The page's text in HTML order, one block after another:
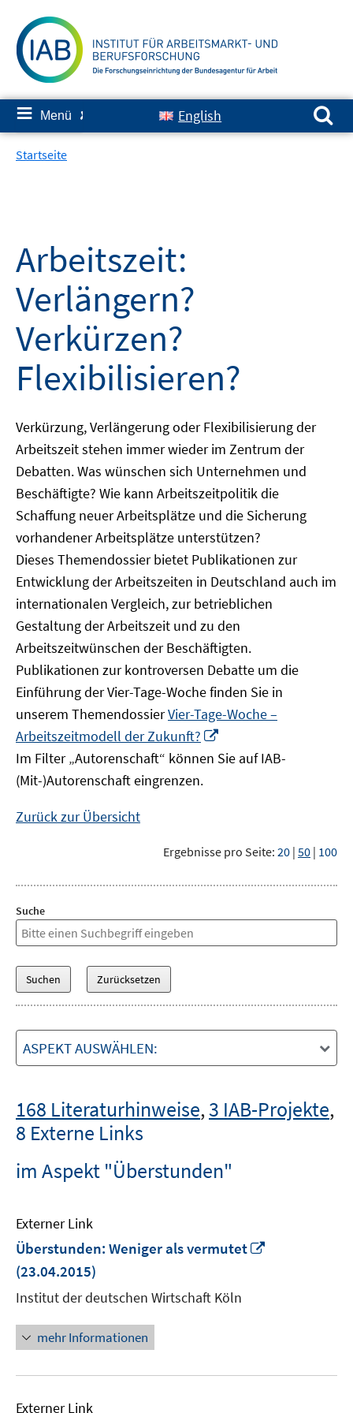
zum
Inhalt
≡ Menü ✘ English
Suchen nach:
Startseite
Arbeitszeit:
Verlängern?
Verkürzen?
Flexibilisieren?
Verkürzung, Verlängerung oder Flexibilisierung der
Arbeitszeit stehen immer wieder im Zentrum der
Debatten. Was wünschen sich Unternehmen und
Beschäftigte? Wie kann Arbeitszeitpolitik die
Schaffung neuer Arbeitsplätze und die Sicherung
vorhandener Arbeitsplätze unterstützen?
Dieses Themendossier bietet Publikationen zur
Entwicklung der Arbeitszeiten in Deutschland auch im
internationalen Vergleich, zur betrieblichen
Gestaltung der Arbeitszeit und zu den
Arbeitszeitwünschen der Beschäftigten.
Publikationen zur kontroversen Debatte um die
Einführung der Vier-Tage-Woche finden Sie in
unserem ThemendossierVier-Tage-Woche –
Arbeitszeitmodell der Zukunft?
neuem
Im Filter „Autorenschaft“ können Sie auf IAB-
(Mit-)Autorenschaft eingrenzen.
Zurück zur Übersicht
Ergebnisse pro Seite: 20 | 50 | 100
Suche
ASPEKT AUSWÄHLEN:
168 Literaturhinweise,3 IAB-Projekte,
8 Externe Links
im Aspekt "Überstunden"
Externer Link
Überstunden: Weniger als vermutet
(23.04.2015)
Institut der deutschen Wirtschaft Köln
mehr Informationen
Externer Link